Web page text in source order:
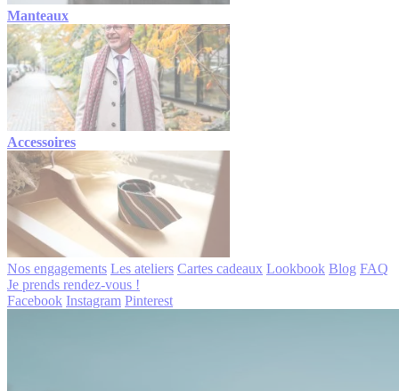
Manteaux
Accessoires
Nos engagements Les ateliers Cartes cadeaux Lookbook Blog FAQ
Je prends rendez-vous !
Facebook Instagram Pinterest